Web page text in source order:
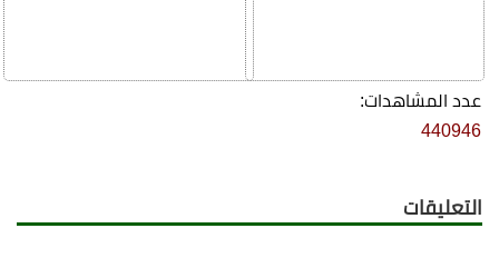
عدد المشاهدات:
440946
التعليقات